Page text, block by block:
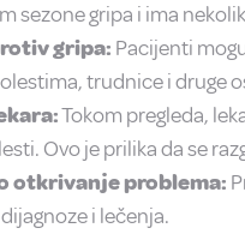
sezone gripa i ima
gripa: Pacijenti
trudnice i druge
Tokom pregleda,
Ovo je prilika da se
otkrivanje problema:
i lečenja.